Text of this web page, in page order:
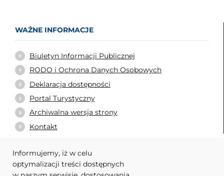
WAŻNE INFORMACJE
Biuletyn Informacji Publicznej
RODO i Ochrona Danych Osobowych
Deklaracja dostępności
Portal Turystyczny
Archiwalna wersja strony
Kontakt
WARTO ODWIEDZIĆ
Informujemy, iż w celu
optymalizacji treści dostępnych